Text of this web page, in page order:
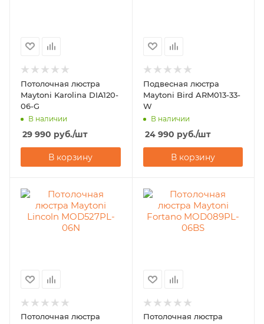
Потолочная люстра
Maytoni Karolina DIA120-
06-G
В наличии
29 990 руб./шт
В корзину
Подвесная люстра
Maytoni Bird ARM013-33-
W
В наличии
24 990 руб./шт
В корзину
Потолочная люстра
Потолочная люстра